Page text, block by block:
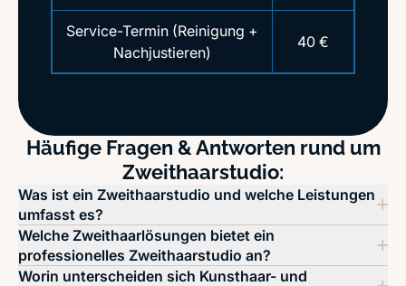
Service-Termin (Reinigung +
Nachjustieren)
40 €
Häufige Fragen & Antworten rund um
Zweithaarstudio:
Was ist ein Zweithaarstudio und welche Leistungen
umfasst es?
Welche Zweithaarlösungen bietet ein
professionelles Zweithaarstudio an?
Worin unterscheiden sich Kunsthaar- und